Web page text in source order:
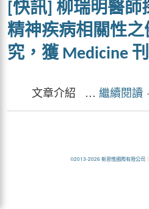
[快訊] 柳瑞明醫
精神疾病相關性
究，獲 Medicine 刊
文章介紹 … 繼續閱讀
©2013-2026 新思惟國際有限公司｜